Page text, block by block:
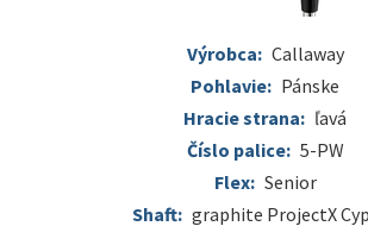
Výrobca: Callaway
Pohlavie: Pánske
Hracie strana: ľavá
Číslo palice: 5-PW
Flex: Senior
Shaft: graphite ProjectX